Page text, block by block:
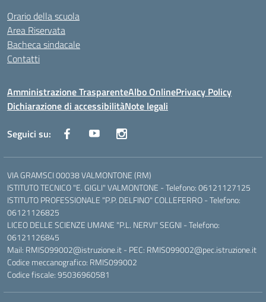
Orario della scuola
Area Riservata
Bacheca sindacale
Contatti
Amministrazione TrasparenteAlbo OnlinePrivacy Policy
Dichiarazione di accessibilitàNote legali
Seguici su:
VIA GRAMSCI 00038 VALMONTONE (RM)
ISTITUTO TECNICO "E. GIGLI" VALMONTONE - Telefono: 06121127125
ISTITUTO PROFESSIONALE "P.P. DELFINO" COLLEFERRO - Telefono:
06121126825
LICEO DELLE SCIENZE UMANE "P.L. NERVI" SEGNI - Telefono:
06121126845
Mail: RMIS099002@istruzione.it - PEC: RMIS099002@pec.istruzione.it
Codice meccanografico: RMIS099002
Codice fiscale: 95036960581